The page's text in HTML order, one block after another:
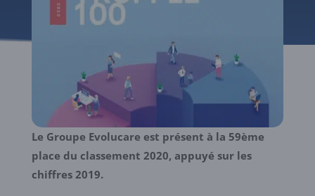
Le Groupe Evolucare est présent à la 59ème
place du classement 2020, appuyé sur les
chiffres 2019.